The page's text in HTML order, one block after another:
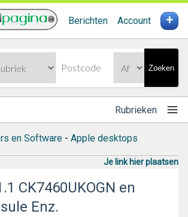
Berichten Account +
Zoeken
Rubrieken
en Software - Apple desktops
Je link hier plaatsen
CK7460UKOGN en
Enz.